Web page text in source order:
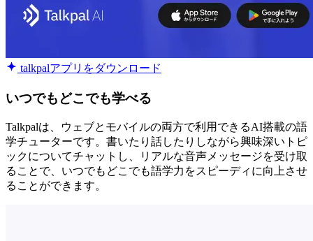
talkpalアプリをダウンロード
いつでもどこでも学べる
Talkpalは、ウェブとモバイルの両方で利用できるAI搭載の語
学チューターです。書いたり話したりしながら興味深いトピ
ックについてチャットし、リアルな音声メッセージを受け取
ることで、いつでもどこでも語学力をスピーディに向上させ
ることができます。